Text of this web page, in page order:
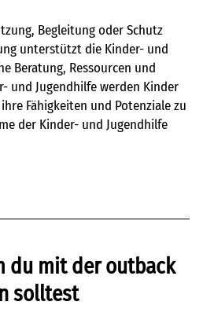
Begleitung oder Schutz
unterstützt die Kinder- und
Beratung, Ressourcen und
und Jugendhilfe werden Kinder
Fähigkeiten und Potenziale zu
der Kinder- und Jugendhilfe
du mit der outback
solltest